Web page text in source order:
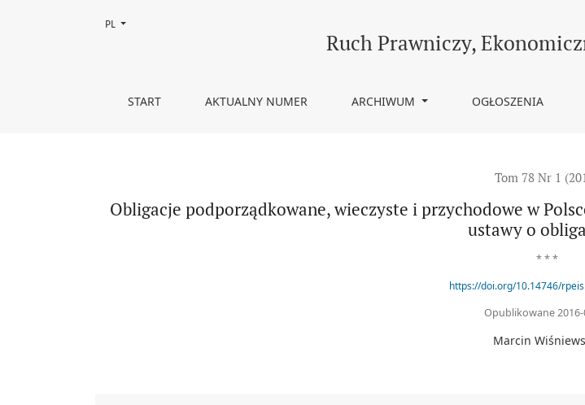
Obligacje podporządkowane, wieczyste i przychodowe w Polsce – próba oceny
Ruch Prawniczy,
START AKTUALNY NUMER ARCHIWUM OGŁOSZENIA
Zmień język, obecnie wybrany to:
PL
Tom 78 Nr 1
Obligacje podporządkowane, wieczyste i przychodowe w
ustawy o
* * *
https://doi.org/10.14746/
Opublikowane 2016-
Marcin